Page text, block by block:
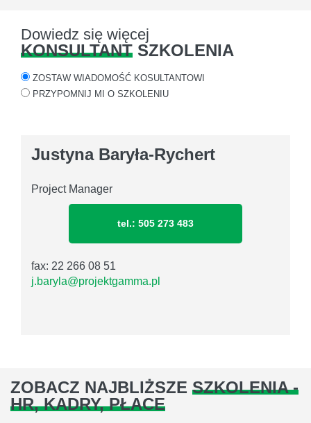
Dowiedz się więcej
KONSULTANT SZKOLENIA
ZOSTAW WIADOMOŚĆ KOSULTANTOWI
PRZYPOMNIJ MI O SZKOLENIU
Justyna Baryła-Rychert
Project Manager
tel.: 505 273 483
fax: 22 266 08 51
j.baryla@projektgamma.pl
ZOBACZ NAJBLIŻSZE SZKOLENIA -
HR, KADRY, PŁACE